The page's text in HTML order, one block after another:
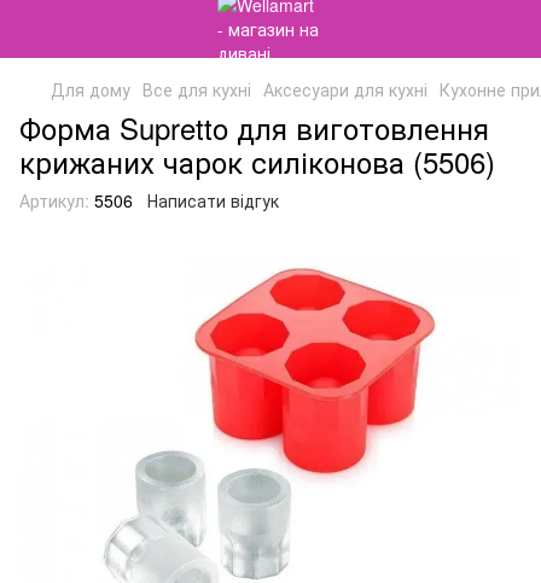
Для дому Все для кухні Аксесуари для кухні Кухонне
Форма Supretto для виготовлення
крижаних чарок силіконова (5506)
Артикул: 5506 Написати відгук